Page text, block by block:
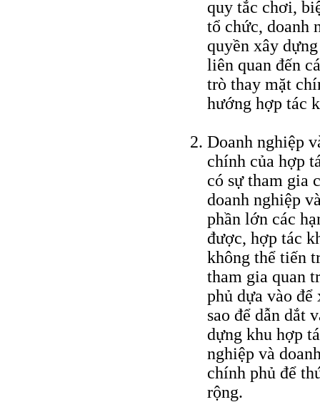
quy tắc chơi,
tổ chức, doanh
quyền xây
liên quan đến
trò thay mặt
hướng hợp tác
Doanh nghiệp
chính của hợp
có sự tham gia
doanh nghiệp
phần lớn các
được, hợp tác
không thể tiến
tham gia quan
phủ dựa vào
sao để dẫn dắt
dựng khu hợp
nghiệp và
chính phủ để
rộng.